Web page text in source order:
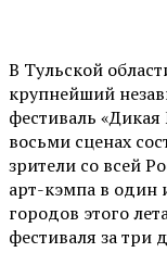
В Тульской
крупнейший
фестиваль
восьми сценах
зрители со всей
арт-кэмпа в один
городов этого
фестиваля за три